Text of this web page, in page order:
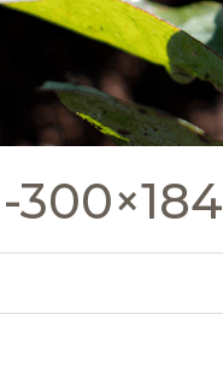
300×184